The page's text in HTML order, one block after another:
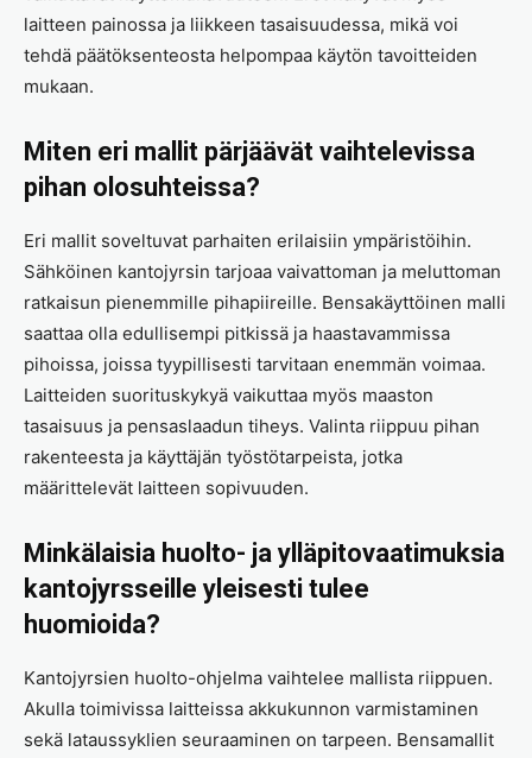
laitteen painossa ja liikkeen tasaisuudessa, mikä voi
tehdä päätöksenteosta helpompaa käytön tavoitteiden
mukaan.
Miten eri mallit pärjäävät vaihtelevissa
pihan olosuhteissa?
Eri mallit soveltuvat parhaiten erilaisiin ympäristöihin.
Sähköinen kantojyrsin tarjoaa vaivattoman ja meluttoman
ratkaisun pienemmille pihapiireille. Bensakäyttöinen malli
saattaa olla edullisempi pitkissä ja haastavammissa
pihoissa, joissa tyypillisesti tarvitaan enemmän voimaa.
Laitteiden suorituskykyä vaikuttaa myös maaston
tasaisuus ja pensaslaadun tiheys. Valinta riippuu pihan
rakenteesta ja käyttäjän työstötarpeista, jotka
määrittelevät laitteen sopivuuden.
Minkälaisia huolto- ja ylläpitovaatimuksia
kantojyrsseille yleisesti tulee
huomioida?
Kantojyrsien huolto-ohjelma vaihtelee mallista riippuen.
Akulla toimivissa laitteissa akkukunnon varmistaminen
sekä lataussyklien seuraaminen on tarpeen. Bensamallit